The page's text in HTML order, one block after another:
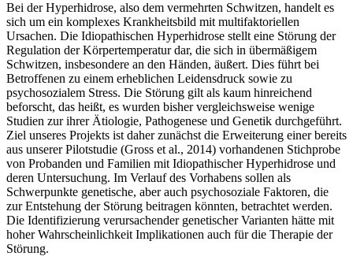
Bei der Hyperhidrose, also dem vermehrten Schwitzen, handelt es
sich um ein komplexes Krankheitsbild mit multifaktoriellen
Ursachen. Die Idiopathischen Hyperhidrose stellt eine Störung der
Regulation der Körpertemperatur dar, die sich in übermäßigem
Schwitzen, insbesondere an den Händen, äußert. Dies führt bei
Betroffenen zu einem erheblichen Leidensdruck sowie zu
psychosozialem Stress. Die Störung gilt als kaum hinreichend
beforscht, das heißt, es wurden bisher vergleichsweise wenige
Studien zur ihrer Ätiologie, Pathogenese und Genetik durchgeführt.
Ziel unseres Projekts ist daher zunächst die Erweiterung einer bereits
aus unserer Pilotstudie (Gross et al., 2014) vorhandenen Stichprobe
von Probanden und Familien mit Idiopathischer Hyperhidrose und
deren Untersuchung. Im Verlauf des Vorhabens sollen als
Schwerpunkte genetische, aber auch psychosoziale Faktoren, die
zur Entstehung der Störung beitragen könnten, betrachtet werden.
Die Identifizierung verursachender genetischer Varianten hätte mit
hoher Wahrscheinlichkeit Implikationen auch für die Therapie der
Störung.